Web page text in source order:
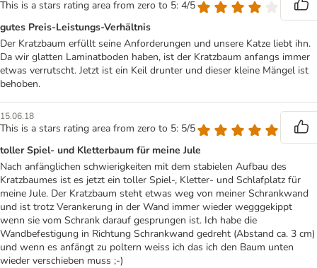
This is a stars rating area from zero to 5: 4/5
gutes Preis-Leistungs-Verhältnis
Der Kratzbaum erfüllt seine Anforderungen und unsere Katze liebt ihn.
Da wir glatten Laminatboden haben, ist der Kratzbaum anfangs immer
etwas verrutscht. Jetzt ist ein Keil drunter und dieser kleine Mängel ist
behoben.
15.06.18
This is a stars rating area from zero to 5: 5/5
toller Spiel- und Kletterbaum für meine Jule
Nach anfänglichen schwierigkeiten mit dem stabielen Aufbau des
Kratzbaumes ist es jetzt ein toller Spiel-, Kletter- und Schlafplatz für
meine Jule. Der Kratzbaum steht etwas weg von meiner Schrankwand
und ist trotz Verankerung in der Wand immer wieder wegggekippt
wenn sie vom Schrank darauf gesprungen ist. Ich habe die
Wandbefestigung in Richtung Schrankwand gedreht (Abstand ca. 3 cm)
und wenn es anfängt zu poltern weiss ich das ich den Baum unten
wieder verschieben muss ;-)